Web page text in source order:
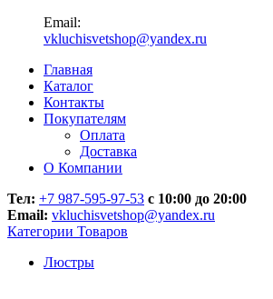
Email:
vkluchisvetshop@yandex.ru
Главная
Каталог
Контакты
Покупателям
Оплата
Доставка
О Компании
Тел: +7 987-595-97-53 с 10:00 до 20:00
Email: vkluchisvetshop@yandex.ru
Категории Товаров
Люстры